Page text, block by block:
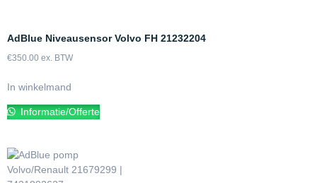
AdBlue Niveausensor Volvo FH 21232204
€350.00 ex. BTW
In winkelmand
Informatie/Offerte